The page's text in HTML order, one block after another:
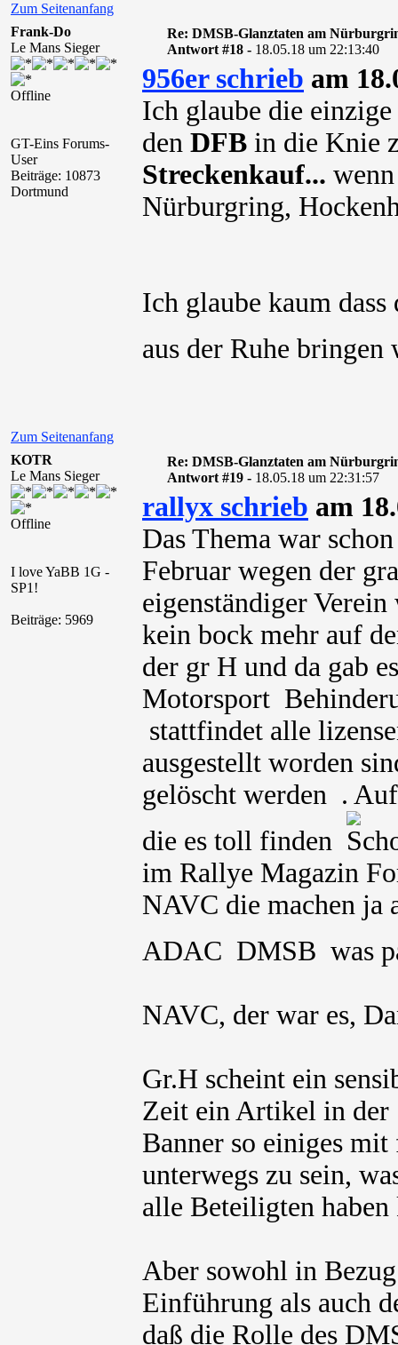
Zum Seitenanfang
Frank-Do
Le Mans Sieger
Offline
GT-Eins Forums-
User
Beiträge: 10873
Dortmund
Re: DMSB-Glanztaten am
Antwort #18 - 18.05.18 um 22:13:40
956er schrieb am
Ich glaube die
den DFB in die Knie
Streckenkauf...
Nürburgring,
Ich glaube kaum
aus der Ruhe
Zum Seitenanfang
KOTR
Le Mans Sieger
Offline
I love YaBB 1G -
SP1!
Beiträge: 5969
Re: DMSB-Glanztaten am
Antwort #19 - 18.05.18 um 22:31:57
rallyx schrieb am
Das Thema war
Februar wegen der
eigenständiger
kein bock mehr auf
der gr H und da gab
Motorsport
stattfindet alle
ausgestellt worden
gelöscht werden .
die es toll finden
im Rallye Magazin
NAVC die machen ja
ADAC DMSB was
NAVC, der war es,
Gr.H scheint ein
Zeit ein Artikel in der
Banner so einiges
unterwegs zu sein,
alle Beteiligten
Aber sowohl in
Einführung als auch
daß die Rolle des